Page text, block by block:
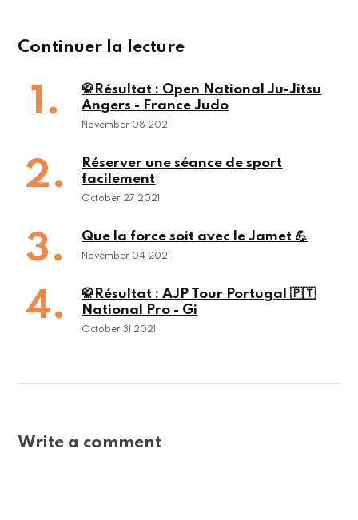
Continuer la lecture
November 08 2021
🥋Résultat : Open National Ju-Jitsu
Angers - France Judo
October 27 2021
Réserver une séance de sport
facilement
November 04 2021
Que la force soit avec le Jamet 💪
October 31 2021
🥋Résultat : AJP Tour Portugal 🇵🇹
National Pro - Gi
Write a comment